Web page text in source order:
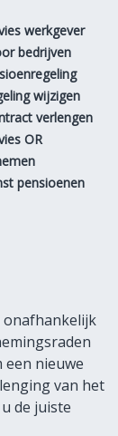
werkgever
bedrijven
wijzigen
verlengen
OR
pensioenen
onafhankelijk
een nieuwe
van het
de juiste